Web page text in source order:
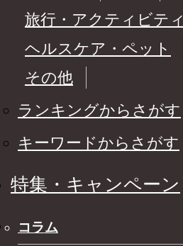
旅行・アクティビティ
ヘルスケア・ペット
その他
ランキングからさがす
キーワードからさがす
特集・キャンペーン
コラム